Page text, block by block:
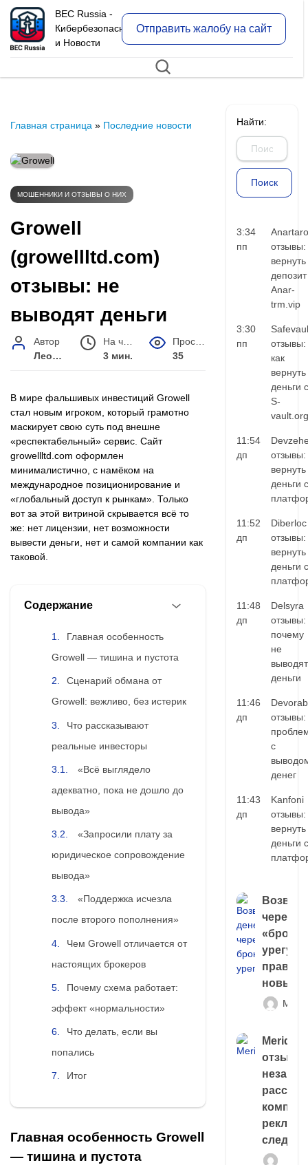
BEC Russia -
Кибербезопасность
и Новости
Отправить жалобу на сайт
Главная страница » Последние новости
МОШЕННИКИ И ОТЗЫВЫ О НИХ
Growell
(growellltd.com)
отзывы: не
выводят деньги
Автор
Леонид Малышев
3 мин.
35
В мире фальшивых инвестиций Growell
стал новым игроком, который грамотно
маскирует свою суть под внешне
«респектабельный» сервис. Сайт
growellltd.com оформлен
минималистично, с намёком на
международное позиционирование и
«глобальный доступ к рынкам». Только
вот за этой витриной скрывается всё то
же: нет лицензии, нет возможности
вывести деньги, нет и самой компании как
таковой.
Содержание
Главная особенность
Growell — тишина и пустота
Сценарий обмана от
Growell: вежливо, без истерик
Что рассказывают
реальные инвесторы
«Всё выглядело
адекватно, пока не дошло до
вывода»
«Запросили плату за
юридическое сопровождение
вывода»
«Поддержка исчезла
после второго пополнения»
Чем Growell отличается от
настоящих брокеров
Почему схема работает:
эффект «нормальности»
Что делать, если вы
попались
Итог
Главная особенность Growell
— тишина и пустота
Найти:
3:34
пп
отзывы:
вернуть
Anar-
trm.vip
3:30
пп
отзывы:
как
вернуть
деньги с
S-
vault.org
11:54
дп
отзывы:
вернуть
деньги с
11:52
дп
Diberloc
отзывы:
вернуть
деньги с
11:48
дп
Delsyra
отзывы:
почему
не
выводят
деньги
11:46
дп
отзывы:
с
денег
11:43
дп
Kanfoni
отзывы:
вернуть
деньги с
через
правда
новый
следа